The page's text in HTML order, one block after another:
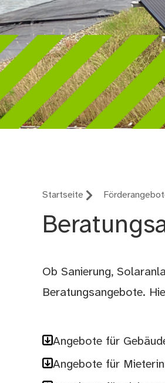
Startseite
Ob Sanierung,
Beratungsangebote.
Angebote für
Angebote für